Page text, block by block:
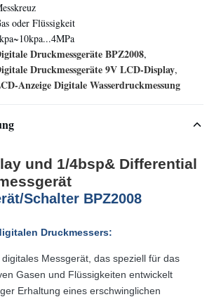
oder Flüssigkeit
Druckmessgeräte BPZ2008,
Druckmessgeräte 9V LCD-Display,
Anzeige Digitale Wasserdruckmessung
und 1/4bsp& Differential
Schalter BPZ2008
Druckmessers:
Messgerät, das speziell für das
Gasen und Flüssigkeiten entwickelt
Erhaltung eines erschwinglichen